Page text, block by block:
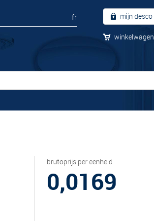
fr mijn desco
winkelwagen
brutoprijs per eenheid
0,0169